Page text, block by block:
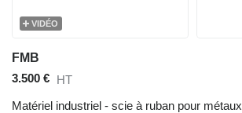
VIDÉO
FMB
3.500 € HT
Matériel industriel - scie à ruban pour métaux